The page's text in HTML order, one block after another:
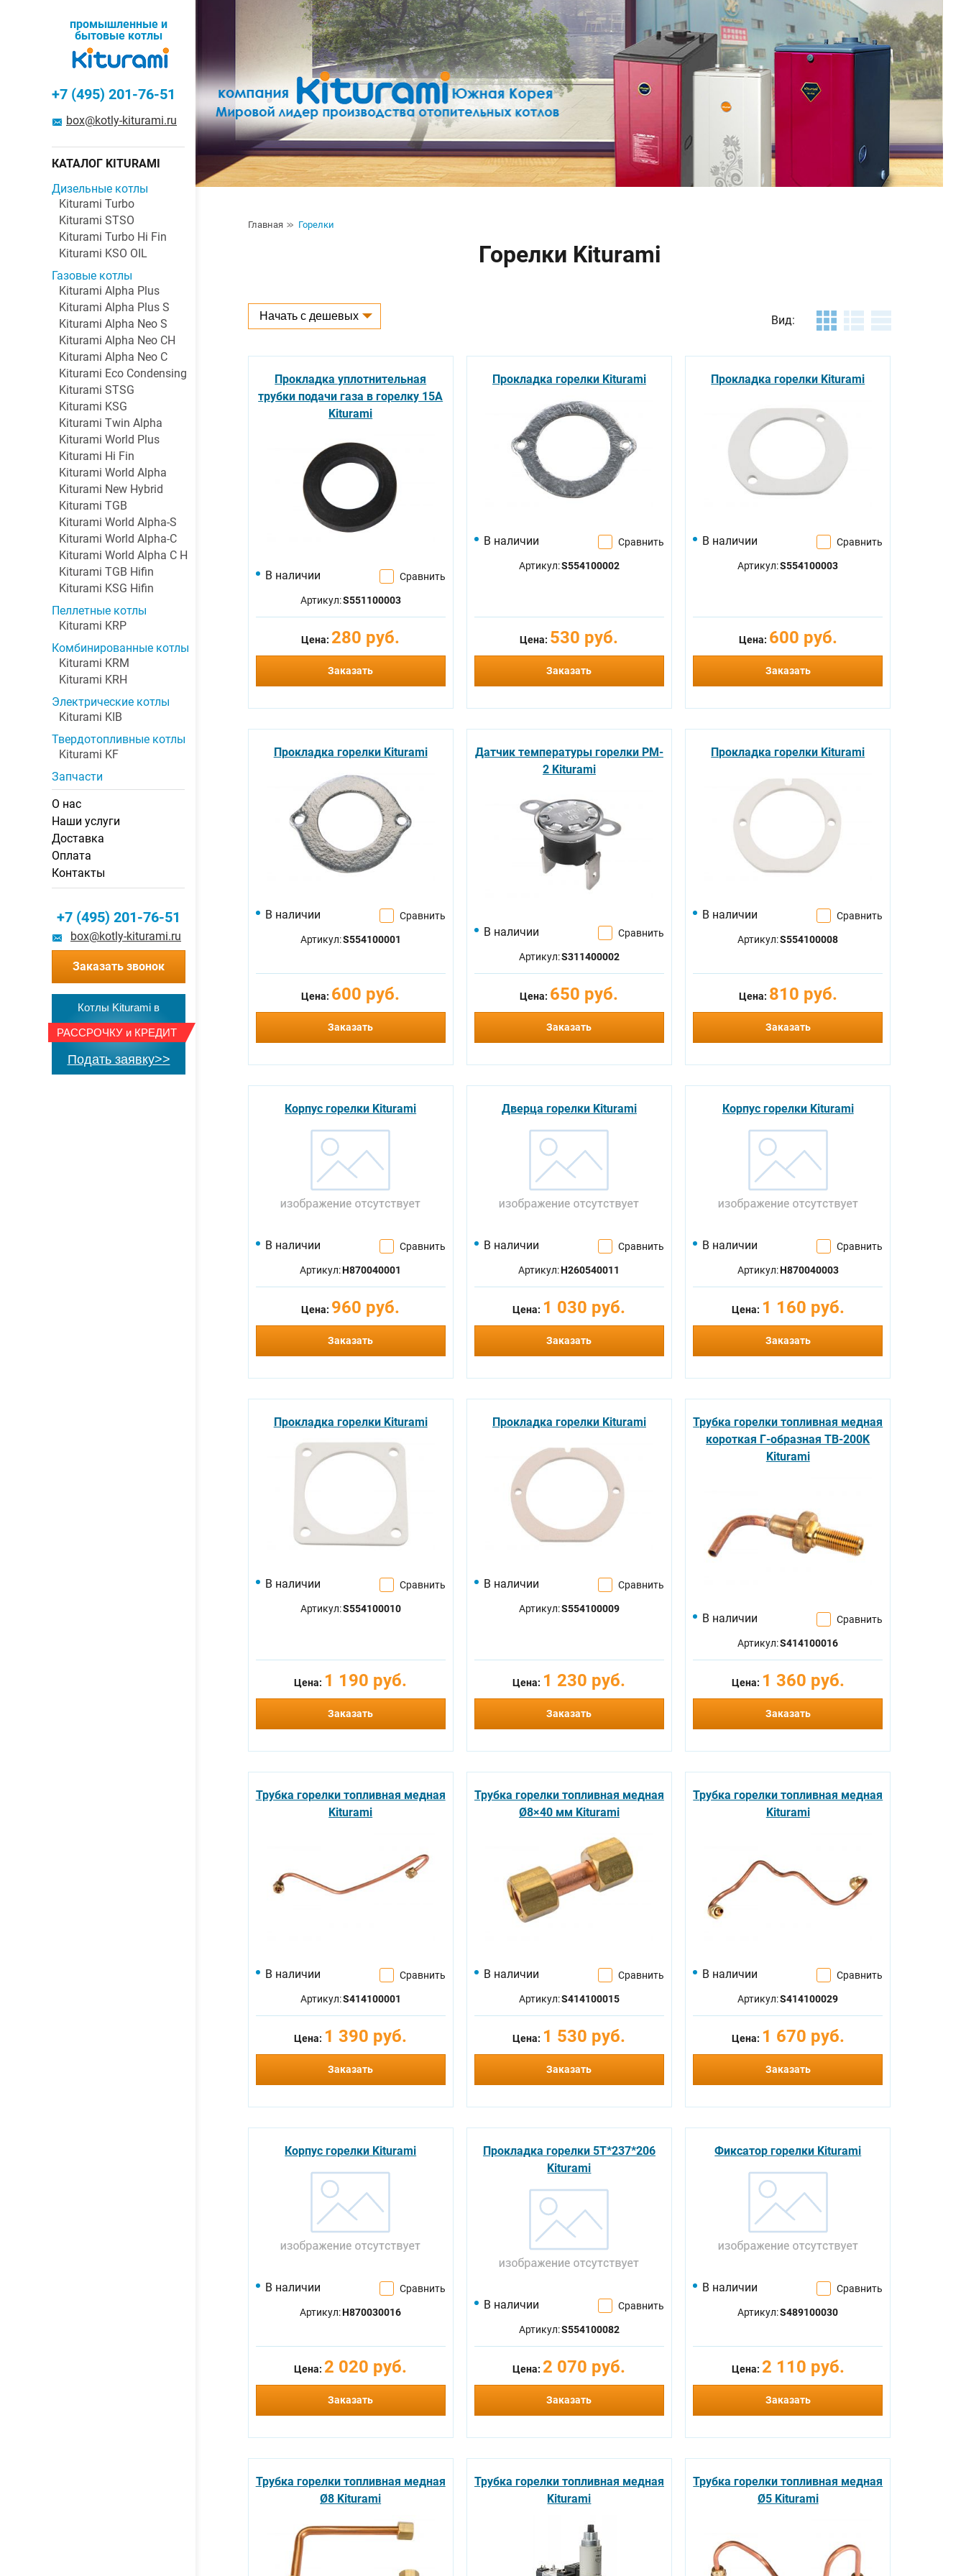
Главная Горелки
Горелки Kiturami
Вид:
Прокладка уплотнительная
трубки подачи газа в горелку 15A
Kiturami
В наличии Сравнить
Артикул:S551100003
Цена: 280 руб.
Заказать
Прокладка горелки Kiturami
В наличии Сравнить
Артикул:S554100002
Цена: 530 руб.
Заказать
Прокладка горелки Kiturami
В наличии Сравнить
Артикул:S554100003
Цена: 600 руб.
Заказать
Прокладка горелки Kiturami
В наличии Сравнить
Артикул:S554100001
Цена: 600 руб.
Заказать
Датчик температуры горелки PM-
2 Kiturami
В наличии Сравнить
Артикул:S311400002
Цена: 650 руб.
Заказать
Прокладка горелки Kiturami
В наличии Сравнить
Артикул:S554100008
Цена: 810 руб.
Заказать
Корпус горелки Kiturami
В наличии Сравнить
Артикул:H870040001
Цена: 960 руб.
Заказать
Дверца горелки Kiturami
В наличии Сравнить
Артикул:H260540011
Цена: 1 030 руб.
Заказать
Корпус горелки Kiturami
В наличии Сравнить
Артикул:H870040003
Цена: 1 160 руб.
Заказать
Прокладка горелки Kiturami
В наличии Сравнить
Артикул:S554100010
Цена: 1 190 руб.
Заказать
Прокладка горелки Kiturami
В наличии Сравнить
Артикул:S554100009
Цена: 1 230 руб.
Заказать
Трубка горелки топливная медная
короткая Г-образная TB-200K
Kiturami
В наличии Сравнить
Артикул:S414100016
Цена: 1 360 руб.
Заказать
Трубка горелки топливная медная
Kiturami
В наличии Сравнить
Артикул:S414100001
Цена: 1 390 руб.
Заказать
Трубка горелки топливная медная
Ø8×40 мм Kiturami
В наличии Сравнить
Артикул:S414100015
Цена: 1 530 руб.
Заказать
Трубка горелки топливная медная
Kiturami
В наличии Сравнить
Артикул:S414100029
Цена: 1 670 руб.
Заказать
Корпус горелки Kiturami
В наличии Сравнить
Артикул:H870030016
Цена: 2 020 руб.
Заказать
Прокладка горелки 5T*237*206
Kiturami
В наличии Сравнить
Артикул:S554100082
Цена: 2 070 руб.
Заказать
Фиксатор горелки Kiturami
В наличии Сравнить
Артикул:S489100030
Цена: 2 110 руб.
Заказать
Трубка горелки топливная медная
Ø8 Kiturami
Трубка горелки топливная медная
Kiturami
Трубка горелки топливная медная
Ø5 Kiturami
промышленные и
бытовые котлы
+7 (495) 201-76-51
box@kotly-kiturami.ru
КАТАЛОГ KITURAMI
Дизельные котлы
Kiturami Turbo
Kiturami STSO
Kiturami Turbo Hi Fin
Kiturami KSO OIL
Газовые котлы
Kiturami Alpha Plus
Kiturami Alpha Plus S
Kiturami Alpha Neo S
Kiturami Alpha Neo CH
Kiturami Alpha Neo C
Kiturami Eco Condensing
Kiturami STSG
Kiturami KSG
Kiturami Twin Alpha
Kiturami World Plus
Kiturami Hi Fin
Kiturami World Alpha
Kiturami New Hybrid
Kiturami TGB
Kiturami World Alpha-S
Kiturami World Alpha-C
Kiturami World Alpha C H
Kiturami TGB Hifin
Kiturami KSG Hifin
Пеллетные котлы
Kiturami KRP
Комбинированные котлы
Kiturami KRM
Kiturami KRH
Электрические котлы
Kiturami KIB
Твердотопливные котлы
Kiturami KF
Запчасти
О нас
Наши услуги
Доставка
Оплата
Контакты
+7 (495) 201-76-51
box@kotly-kiturami.ru
Заказать звонок
Котлы Kiturami в
РАССРОЧКУ и КРЕДИТ
Подать заявку>>